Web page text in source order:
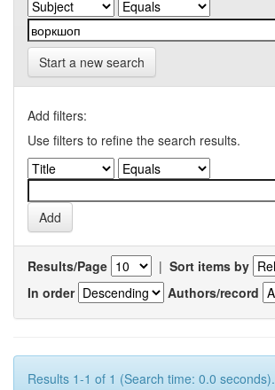
Start a new search
Add filters:
Use filters to refine the search results.
Results/Page | Sort items by
In order
Authors/record
Results 1-1 of 1 (Search time: 0.0 seconds).